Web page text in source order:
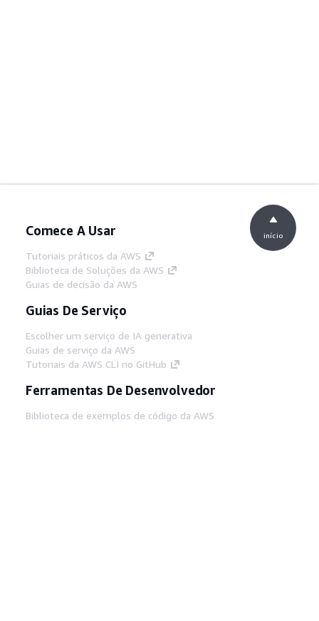
Comece A Usar
Tutoriais práticos da AWS
Biblioteca de Soluções da AWS
Guias de decisão da AWS
Guias De Serviço
Escolher um serviço de IA generativa
Guias de serviço da AWS
Tutoriais da AWS CLI no GitHub
Ferramentas De Desenvolvedor
Biblioteca de exemplos de código da AWS
início